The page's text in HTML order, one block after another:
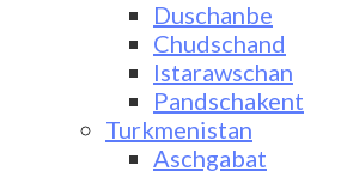
Duschanbe
Chudschand
Istarawschan
Pandschakent
Turkmenistan
Aschgabat